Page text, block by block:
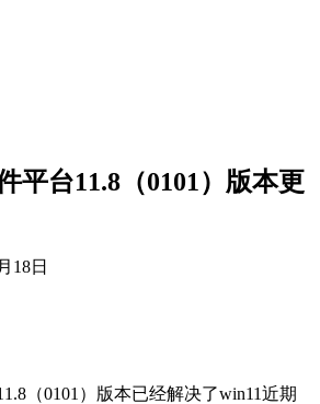
平台11.8（0101）版本更
18日
（0101）版本已经解决了win11近期